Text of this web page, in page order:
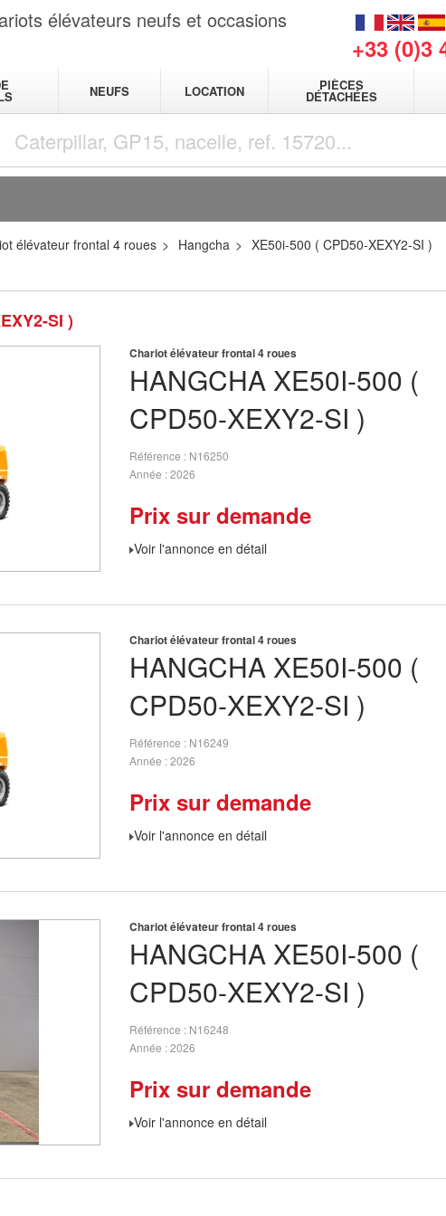
élévateurs neufs et occasions
+33 (0)3
NEUFS LOCATION PIÈCES
DÉTACHÉES
élévateur frontal 4 roues Hangcha XE50i-500 ( CPD50-XEXY2-SI )
SI )
HANGCHA XE50I-500 (
CPD50-XEXY2-SI )
Chariot élévateur frontal 4 roues
Référence
N16250
Année 2026
Prix sur demande
Voir l'annonce en détail
HANGCHA XE50I-500 (
CPD50-XEXY2-SI )
Chariot élévateur frontal 4 roues
Référence
N16249
Année 2026
Prix sur demande
Voir l'annonce en détail
HANGCHA XE50I-500 (
CPD50-XEXY2-SI )
Chariot élévateur frontal 4 roues
Référence
N16248
Année 2026
Prix sur demande
Voir l'annonce en détail